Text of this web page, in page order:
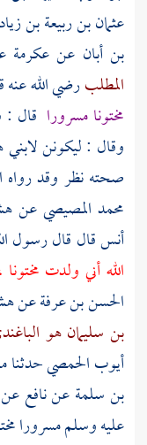
عثمان بن ربيعة بن
بن أبان عن عكرمة
المطلبرضي الله
مختونا مسرورا قال
وقال : ليكونن
صحته نظر وقد رواه
محمد المصيصيعن
أنسقال قال رسول
الله أني ولدت
الحسن بن عرفةعن
بن سليمان هو
أيوب الحمصيحدثنا
بن سلمةعننافععن
عليه وسلم مسرورا